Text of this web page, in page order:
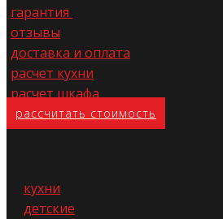
гарантия
отзывы
доставка и оплата
расчет кухни
расчет шкафа
расс​читать стоимость
кухни
детские